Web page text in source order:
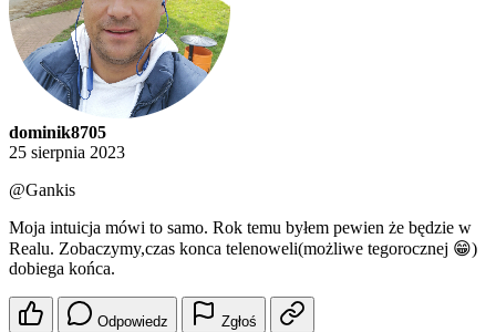
dominik8705
25 sierpnia 2023
@Gankis
Moja intuicja mówi to samo. Rok temu byłem pewien że będzie w
Realu. Zobaczymy,czas konca telenoweli(możliwe tegorocznej 😁)
dobiega końca.
Odpowiedz Zgłoś